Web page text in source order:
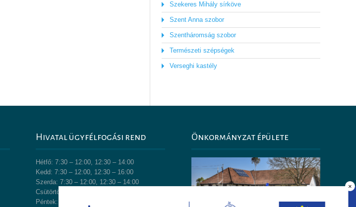
×
Szekeres Mihály sírköve
Szent Anna szobor
Szentháromság szobor
Természeti szépségek
Verseghi kastély
Hivatal ügyfélfogási rend
Hétfő: 7:30 – 12:00, 12:30 – 14:00
Kedd: 7:30 – 12:00, 12:30 – 16:00
Szerda: 7:30 – 12:00, 12:30 – 14:00
Csütörtök: 7:30 – 12:00, 12:30 – 14:00
Péntek: 7:30 – 12:00, 12:30 – 13:30
Önkormányzat épülete